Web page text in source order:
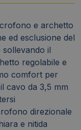
e archetto
ed esclusione del
il
regolabile e
comfort per
cavo da 3,5 mm
direzionale
e nitida